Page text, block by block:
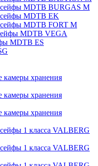
сейфы MDTB BURGAS M
MDTB EK
MDTB FORT M
MDTB VEGA
MDTB ES
камеры хранения
камеры хранения
камеры хранения
1 класса VALBERG
1 класса VALBERG